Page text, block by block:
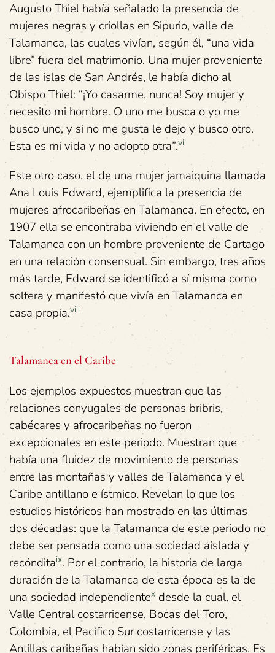
Augusto Thiel había señalado la presencia de
mujeres negras y criollas en Sipurio, valle de
Talamanca, las cuales vivían, según él, “una vida
libre” fuera del matrimonio. Una mujer proveniente
de las islas de San Andrés, le había dicho al
Obispo Thiel: “¡Yo casarme, nunca! Soy mujer y
necesito mi hombre. O uno me busca o yo me
busco uno, y si no me gusta le dejo y busco otro.
Esta es mi vida y no adopto otra”.vii
Este otro caso, el de una mujer jamaiquina llamada
Ana Louis Edward, ejemplifica la presencia de
mujeres afrocaribeñas en Talamanca. En efecto, en
1907 ella se encontraba viviendo en el valle de
Talamanca con un hombre proveniente de Cartago
en una relación consensual. Sin embargo, tres años
más tarde, Edward se identificó a sí misma como
soltera y manifestó que vivía en Talamanca en
casa propia.viii
Talamanca en el Caribe
Los ejemplos expuestos muestran que las
relaciones conyugales de personas bribris,
cabécares y afrocaribeñas no fueron
excepcionales en este periodo. Muestran que
había una fluidez de movimiento de personas
entre las montañas y valles de Talamanca y el
Caribe antillano e ístmico. Revelan lo que los
estudios históricos han mostrado en las últimas
dos décadas: que la Talamanca de este periodo no
debe ser pensada como una sociedad aislada y
recónditaix. Por el contrario, la historia de larga
duración de la Talamanca de esta época es la de
una sociedad independientex desde la cual, el
Valle Central costarricense, Bocas del Toro,
Colombia, el Pacífico Sur costarricense y las
Antillas caribeñas habían sido zonas periféricas. Es